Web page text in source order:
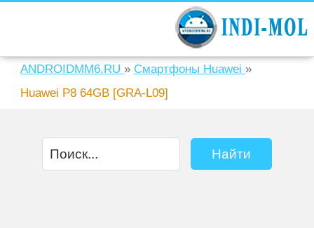
ANDROIDMM6.RU » Смартфоны Huawei »
Huawei P8 64GB [GRA-L09]